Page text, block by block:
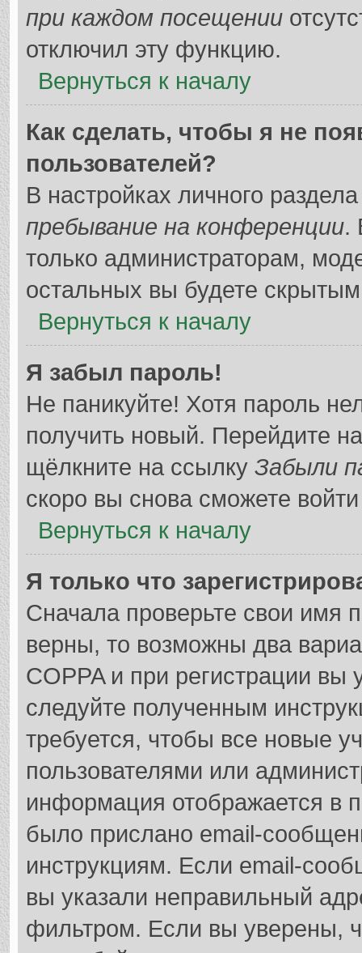
при каждом посещении
отключил эту функцию.
Вернуться к началу
Как сделать, чтобы я не
пользователей?
В настройках личного
пребывание на конференции.
только администраторам,
остальных вы будете
Вернуться к началу
Я забыл пароль!
Не паникуйте! Хотя пароль
получить новый. Перейдите
щёлкните на ссылку Забыли
скоро вы снова сможете
Вернуться к началу
Я только что
Сначала проверьте свои имя
верны, то возможны два
COPPA и при регистрации вы
следуйте полученным
требуется, чтобы все новые
пользователями или
информация отображается в
было прислано email-
инструкциям. Если email-
вы указали неправильный
фильтром. Если вы уверены,